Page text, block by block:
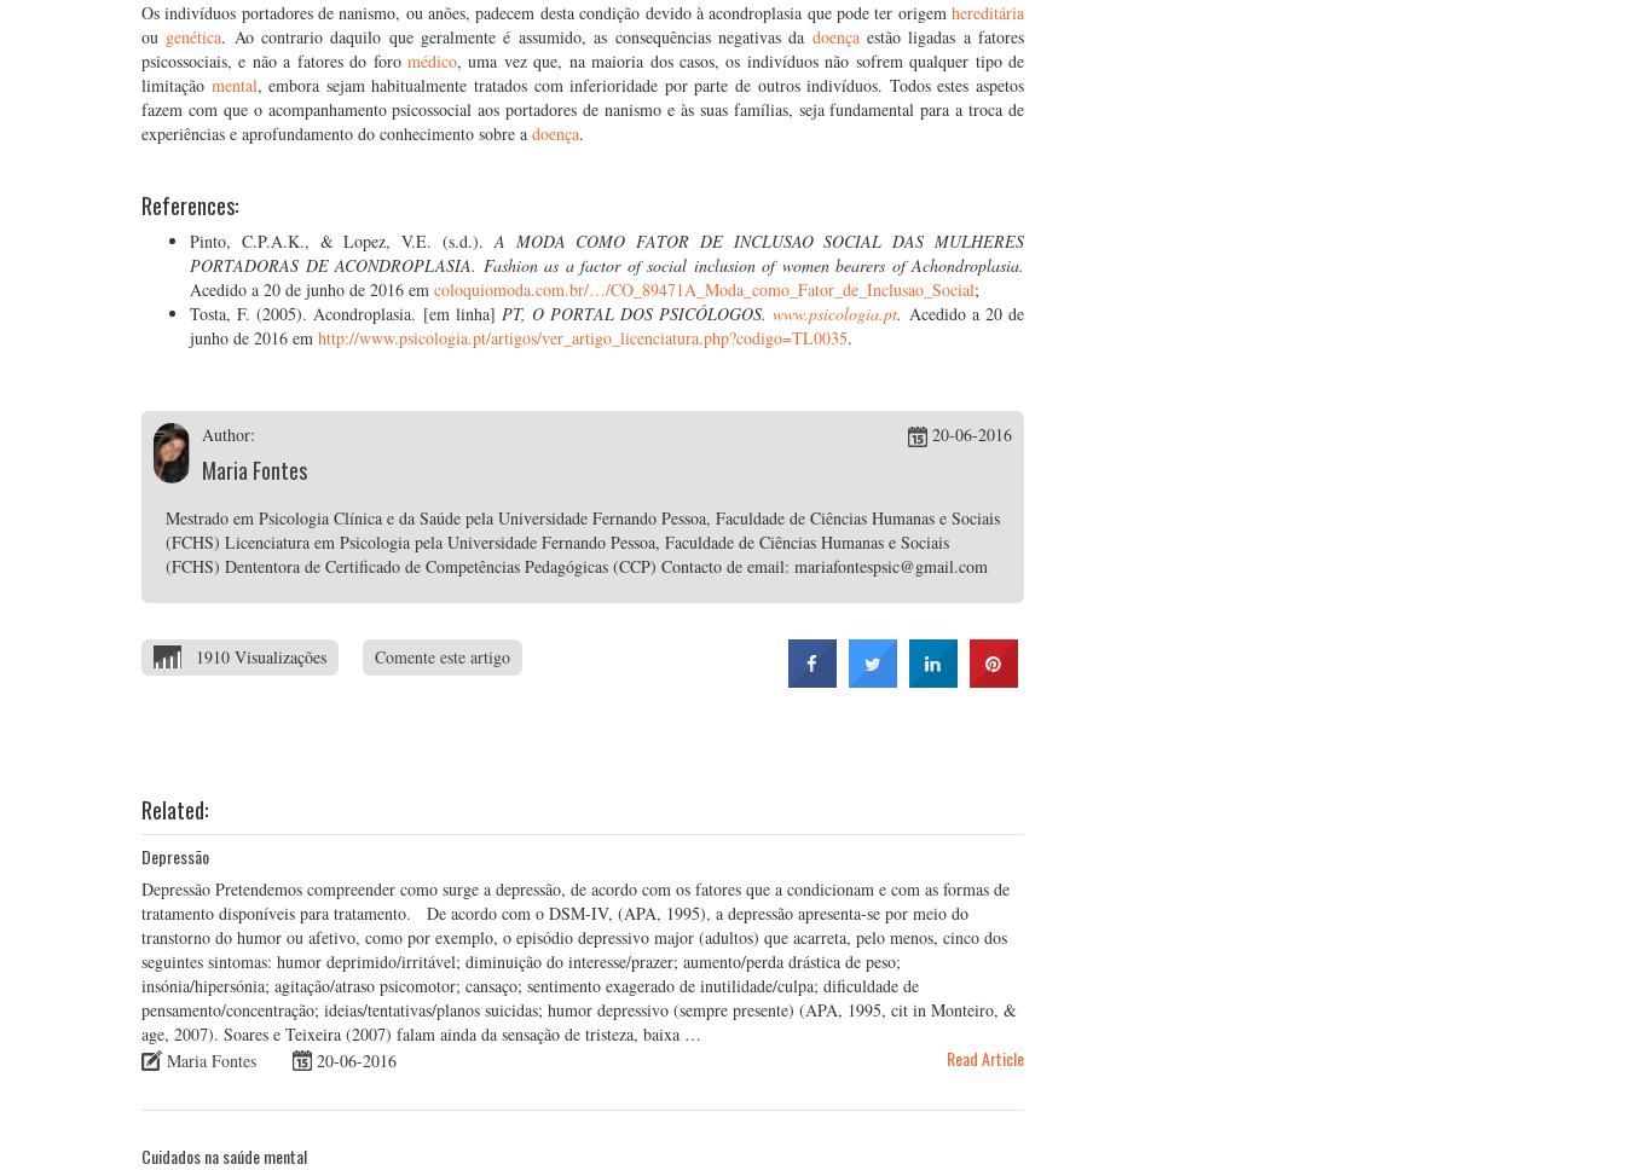
Os indivíduos portadores de nanismo, ou anões, padecem desta condição devido à acondroplasia que pode ter origem hereditária
ou genética. Ao contrario daquilo que geralmente é assumido, as consequências negativas da doençaestão ligadas a fatores
psicossociais, e não a fatores do foro médico, uma vez que, na maioria dos casos, os indivíduos não sofrem qualquer tipo de
limitação mental, embora sejam habitualmente tratados com inferioridade por parte de outros indivíduos. Todos estes aspetos
fazem com que o acompanhamento psicossocial aos portadores de nanismo e às suas famílias, seja fundamental para a troca de
experiências e aprofundamento do conhecimento sobre a doença.
References:
Pinto, C.P.A.K., & Lopez, V.E. (s.d.).A MODA COMO FATOR DE INCLUSAO SOCIAL DAS MULHERES
PORTADORAS DE ACONDROPLASIA. Fashion as a factor of social inclusion of women bearers of Achondroplasia.
Acedido a 20 de junho de 2016 em coloquiomoda.com.br/…/CO_89471A_Moda_como_Fator_de_Inclusao_Social;
Tosta, F. (2005). Acondroplasia. [em linha] PT, O PORTAL DOS PSICÓLOGOS.www.psicologia.pt. Acedido a 20 de
junho de 2016 em http://www.psicologia.pt/artigos/ver_artigo_licenciatura.php?codigo=TL0035.
Author:
Maria Fontes
20-06-2016
Mestrado em Psicologia Clínica e da Saúde pela Universidade Fernando Pessoa, Faculdade de Ciências Humanas e Sociais
(FCHS) Licenciatura em Psicologia pela Universidade Fernando Pessoa, Faculdade de Ciências Humanas e Sociais
(FCHS) Dententora de Certificado de Competências Pedagógicas (CCP) Contacto de email: mariafontespsic@gmail.com
1910 Visualizações Comente este artigo
Related:
Depressão
Depressão Pretendemos compreender como surge a depressão, de acordo com os fatores que a condicionam e com as formas de
tratamento disponíveis para tratamento. De acordo com o DSM-IV, (APA, 1995), a depressão apresenta-se por meio do
transtorno do humor ou afetivo, como por exemplo, o episódio depressivo major (adultos) que acarreta, pelo menos, cinco dos
seguintes sintomas: humor deprimido/irritável; diminuição do interesse/prazer; aumento/perda drástica de peso;
insónia/hipersónia; agitação/atraso psicomotor; cansaço; sentimento exagerado de inutilidade/culpa; dificuldade de
pensamento/concentração; ideias/tentativas/planos suicidas; humor depressivo (sempre presente) (APA, 1995, cit in Monteiro, &
age, 2007). Soares e Teixeira (2007) falam ainda da sensação de tristeza, baixa …
Maria Fontes
20-06-2016 Read Article
Cuidados na saúde mental